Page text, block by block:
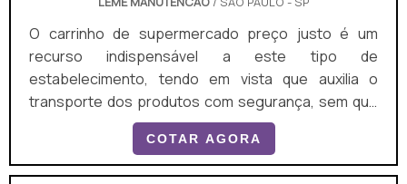
O carrinho de supermercado preço justo é um
recurso indispensável a este tipo de
estabelecimento, tendo em vista que auxilia o
transporte dos produtos com segurança, sem que
ocorram perdas a clientes e proprietários. Além
disso, podem contar com cadeiras de bebê
almofadadas, para garantir maior tranquilidade ao
COTAR AGORA